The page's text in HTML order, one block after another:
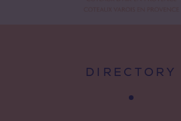
DIRECTORY